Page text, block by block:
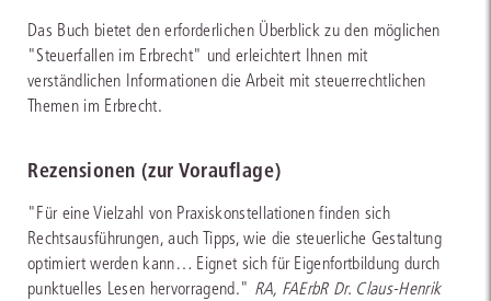
Das Buch bietet den erforderlichen Überblick zu den möglichen
"Steuerfallen im Erbrecht" und erleichtert Ihnen mit
verständlichen Informationen die Arbeit mit steuerrechtlichen
Themen im Erbrecht.
Rezensionen (zur Vorauflage)
"Für eine Vielzahl von Praxiskonstellationen finden sich
Rechtsausführungen, auch Tipps, wie die steuerliche Gestaltung
optimiert werden kann… Eignet sich für Eigenfortbildung durch
punktuelles Lesen hervorragend." RA, FAErbR Dr. Claus-Henrik